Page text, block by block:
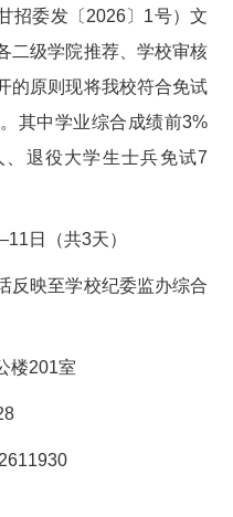
招委发〔2026〕1号）文
二级学院推荐、学校审核
的原则现将我校符合免试
其中学业综合成绩前3%
退役大学生士兵免试7
日（共3天）
反映至学校纪委监办综合
楼201室